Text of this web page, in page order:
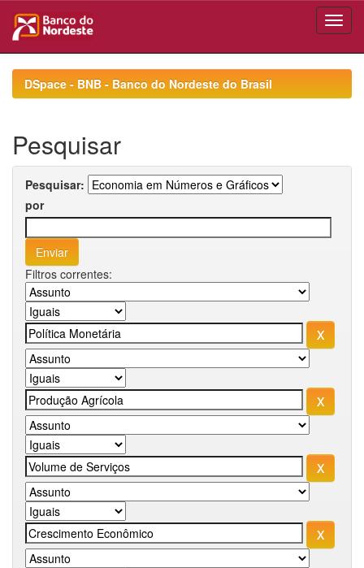
navigationDSpace - BNB - Banco do Nordeste do Brasil
Pesquisar
Pesquisar:
por
Filtros correntes: